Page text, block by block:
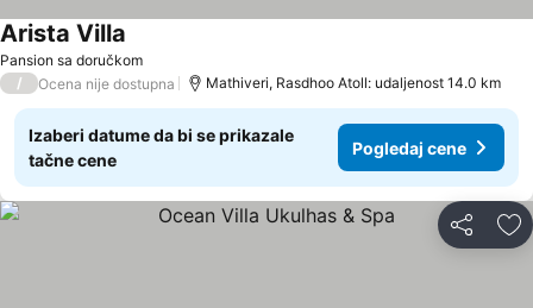
Pansion sa doručkom
Arista Villa
/ Ocena nije dostupna Mathiveri, Rasdhoo Atoll: udaljenost 14.0 km
Izaberi datume da bi se prikazale
tačne cene
Pogledaj cene
Deli